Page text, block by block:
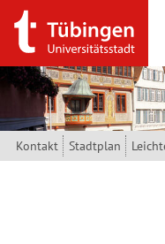
Direkt zum Inhalt
Kontakt Stadtplan